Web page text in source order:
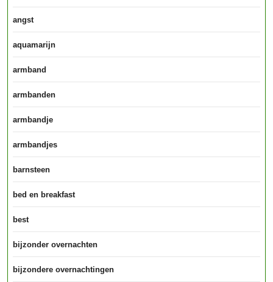
angst
aquamarijn
armband
armbanden
armbandje
armbandjes
barnsteen
bed en breakfast
best
bijzonder overnachten
bijzondere overnachtingen